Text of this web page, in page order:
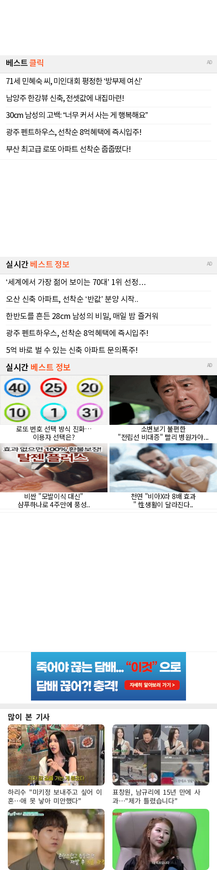
많이 본 기사
하리수 "미키정 보내주고 싶어 이
혼…애 못 낳아 미안했다"
표창원, 남규리에 15년 만에 사
과…"제가 틀렸습니다"